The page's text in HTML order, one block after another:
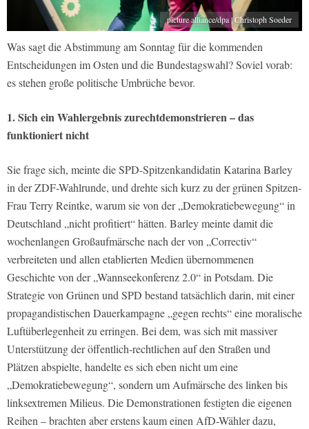
picture alliance/dpa | Christoph Soeder
Was sagt die Abstimmung am Sonntag für die kommenden
Entscheidungen im Osten und die Bundestagswahl? Soviel vorab:
es stehen große politische Umbrüche bevor.
1. Sich ein Wahlergebnis zurechtdemonstrieren – das
funktioniert nicht
Sie frage sich, meinte die SPD-Spitzenkandidatin Katarina Barley
in der ZDF-Wahlrunde, und drehte sich kurz zu der grünen Spitzen-
Frau Terry Reintke, warum sie von der „Demokratiebewegung“ in
Deutschland „nicht profitiert“ hätten. Barley meinte damit die
wochenlangen Großaufmärsche nach der von „Correctiv“
verbreiteten und allen etablierten Medien übernommenen
Geschichte von der „Wannseekonferenz 2.0“ in Potsdam. Die
Strategie von Grünen und SPD bestand tatsächlich darin, mit einer
propagandistischen Dauerkampagne „gegen rechts“ eine moralische
Luftüberlegenheit zu erringen. Bei dem, was sich mit massiver
Unterstützung der öffentlich-rechtlichen auf den Straßen und
Plätzen abspielte, handelte es sich eben nicht um eine
„Demokratiebewegung“, sondern um Aufmärsche des linken bis
linksextremen Milieus. Die Demonstrationen festigten die eigenen
Reihen – brachten aber erstens kaum einen AfD-Wähler dazu,